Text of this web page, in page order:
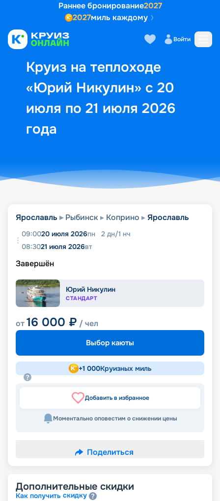
Раннее бронирование2027
2027миль каждому
Войти
Круиз на теплоходе
«Юрий Никулин» с 20
июля по 21 июля 2026
года
Выбор кают Маршрут и
Ярославль Рыбинск Коприно Ярославль
09:0020 июля 2026пн 2 дн/1 нч
08:3021 июля 2026вт
Завершён
Юрий Никулин
СТАНДАРТ
от16 000 ₽ / чел
Выбор каюты
+1 000Круизных миль
Добавить в избранное
Моментально оповестим о снижении цены
Поделиться
Дополнительные скидки
Как получить скидку